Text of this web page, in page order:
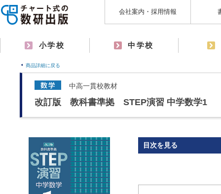
会社案内・採用情報
小学校 中学校
商品詳細に戻る
中高一貫校教材
改訂版 教科書準拠 STEP演習 中学数学1
目次を見る